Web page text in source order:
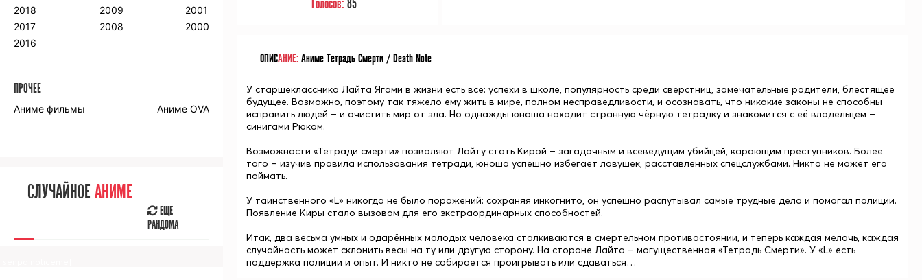
Голосов: 85
ОПИСАНИЕ:Аниме Тетрадь Смерти / Death Note
У старшеклассника Лайта Ягами в жизни есть всё: успехи в школе, популярность среди сверстниц, замечательные родители, блестящее
будущее. Возможно, поэтому так тяжело ему жить в мире, полном несправедливости, и осознавать, что никакие законы не способны
исправить людей – и очистить мир от зла. Но однажды юноша находит странную чёрную тетрадку и знакомится с её владельцем –
синигами Рюком.
Возможности «Тетради смерти» позволяют Лайту стать Кирой – загадочным и всеведущим убийцей, карающим преступников. Более
того – изучив правила использования тетради, юноша успешно избегает ловушек, расставленных спецслужбами. Никто не может его
поймать.
У таинственного «L» никогда не было поражений: сохраняя инкогнито, он успешно распутывал самые трудные дела и помогал полиции.
Появление Киры стало вызовом для его экстраординарных способностей.
Итак, два весьма умных и одарённых молодых человека сталкиваются в смертельном противостоянии, и теперь каждая мелочь, каждая
случайность может склонить весы на ту или другую сторону. На стороне Лайта – могущественная «Тетрадь Смерти». У «L» есть
поддержка полиции и опыт. И никто не собирается проигрывать или сдаваться…
2018
2017
2016
2009
2008
2001
2000
ПРОЧЕЕ
Аниме фильмы Аниме OVA
СЛУЧАЙНОЕ АНИМЕ
ЕЩЕ
РАНДОМА